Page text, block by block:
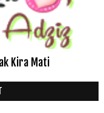
Kira Mati